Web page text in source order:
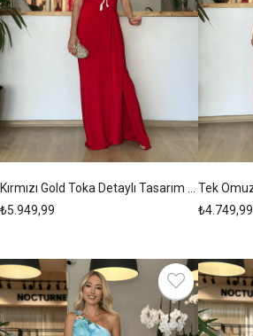
₺5.949,99
₺4.749,99